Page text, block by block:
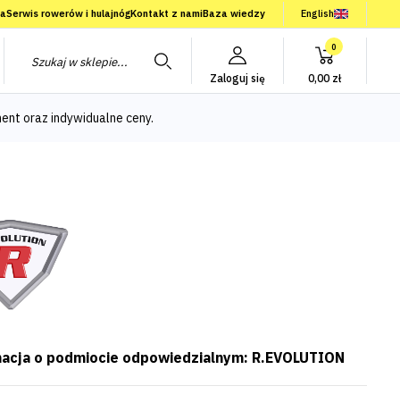
Serwis rowerów i hulajnógKontakt z namiBaza wiedzy English
Zaloguj się
0
0,00 zł
oraz indywidualne ceny.
o podmiocie odpowiedzialnym: R.EVOLUTION